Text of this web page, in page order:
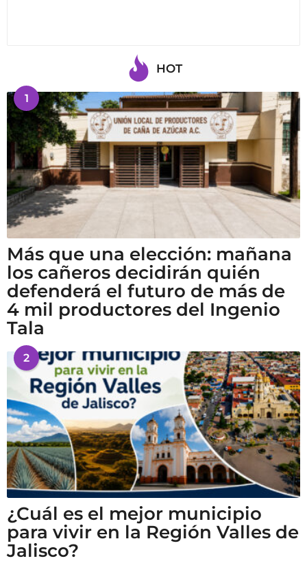
HOT
1
Más que una elección: mañana
los cañeros decidirán quién
defenderá el futuro de más de
4 mil productores del Ingenio
Tala
2
¿Cuál es el mejor municipio
para vivir en la Región Valles de
Jalisco?